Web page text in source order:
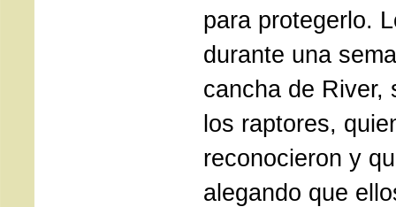
para protegerlo.
durante una
cancha de River,
los raptores,
reconocieron y
alegando que